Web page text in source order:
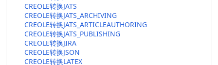
CREOLE转换JATS
CREOLE转换JATS_ARCHIVING
CREOLE转换JATS_ARTICLEAUTHORING
CREOLE转换JATS_PUBLISHING
CREOLE转换JIRA
CREOLE转换JSON
CREOLE转换LATEX